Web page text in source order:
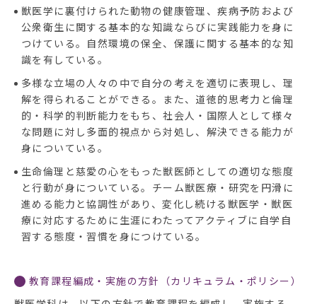
獣医学に裏付けられた動物の健康管理、疾病予防および
公衆衛生に関する基本的な知識ならびに実践能力を身に
つけている。自然環境の保全、保護に関する基本的な知
識を有している。
多様な立場の人々の中で自分の考えを適切に表現し、理
解を得られることができる。また、道徳的思考力と倫理
的・科学的判断能力をもち、社会人・国際人として様々
な問題に対し多面的視点から対処し、解決できる能力が
身についている。
生命倫理と慈愛の心をもった獣医師としての適切な態度
と行動が身についている。チーム獣医療・研究を円滑に
進める能力と協調性があり、変化し続ける獣医学・獣医
療に対応するために生涯にわたってアクティブに自学自
習する態度・習慣を身につけている。
教育課程編成・実施の方針（カリキュラム・ポリシー）